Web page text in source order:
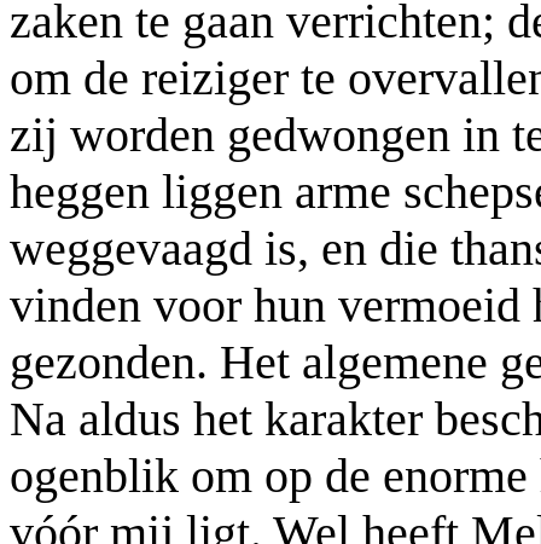
zaken te gaan verrichten;
om de reiziger te
zij worden gedwongen in
heggen liggen arme
weggevaagd is, en die
vinden voor hun
gezonden. Het algemene
Na aldus het karakter
ogenblik om op de
vóór mij ligt. Wel heeft